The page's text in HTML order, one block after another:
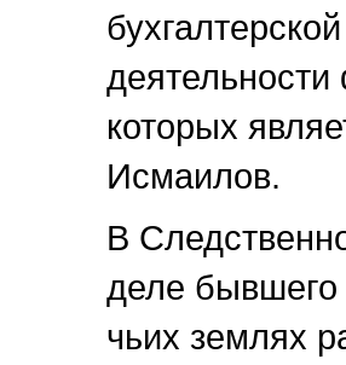
которых
Исмаилов.
В
деле бывшего
чьих землях